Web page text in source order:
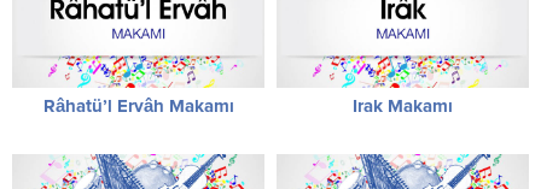
Râhatü’l Ervâh Makamı Irak Makamı